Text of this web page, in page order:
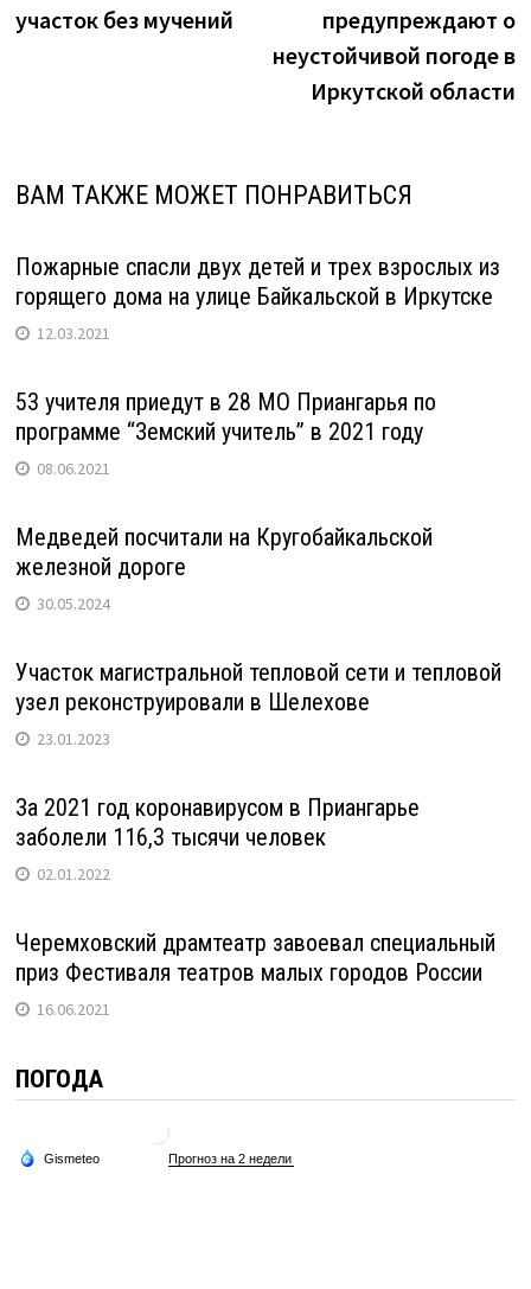
участок без мучений
предупреждают о
неустойчивой погоде в
Иркутской области
ВАМ ТАКЖЕ МОЖЕТ ПОНРАВИТЬСЯ
Пожарные спасли двух детей и трех взрослых из
горящего дома на улице Байкальской в Иркутске
12.03.2021
53 учителя приедут в 28 МО Приангарья по
программе “Земский учитель” в 2021 году
08.06.2021
Медведей посчитали на Кругобайкальской
железной дороге
30.05.2024
Участок магистральной тепловой сети и тепловой
узел реконструировали в Шелехове
23.01.2023
За 2021 год коронавирусом в Приангарье
заболели 116,3 тысячи человек
02.01.2022
Черемховский драмтеатр завоевал специальный
приз Фестиваля театров малых городов России
16.06.2021
ПОГОДА